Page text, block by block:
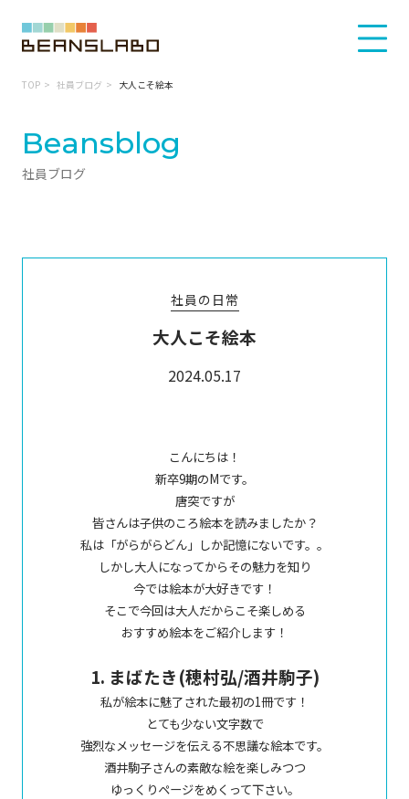
TOP 社員ブログ 大人こそ絵本
Beansblog
社員ブログ
社員の日常
大人こそ絵本
2024.05.17
こんにちは！
新卒9期のMです。
唐突ですが
皆さんは子供のころ絵本を読みましたか？
私は「がらがらどん」しか記憶にないです。。
しかし大人になってからその魅力を知り
今では絵本が大好きです！
そこで今回は大人だからこそ楽しめる
おすすめ絵本をご紹介します！
1. まばたき(穂村弘/酒井駒子)
私が絵本に魅了された最初の1冊です！
とても少ない文字数で
強烈なメッセージを伝える不思議な絵本です。
酒井駒子さんの素敵な絵を楽しみつつ
ゆっくりページをめくって下さい。